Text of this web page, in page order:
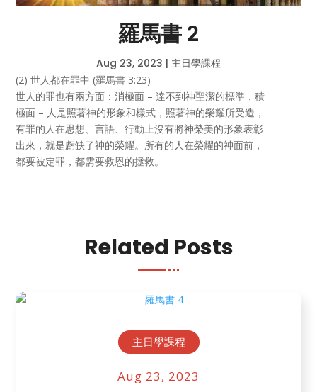
羅馬書 2
Aug 23, 2023 | 主日學課程
(2) 世人都在罪中 (羅馬書 3:23)
世人的罪也有兩方面：消極面 – 達不到神聖潔的標準，積
極面 – 人是照著神的形象和樣式，照著神的榮耀所受造，
有罪的人在思想、言語、行動上沒有將神榮美的形象表彰
出來，就是虧缺了神的榮耀。所有的人在榮耀的神面前，
都要被定罪，都需要救恩的拯救。
Related Posts
主日學課程
Aug 23, 2023